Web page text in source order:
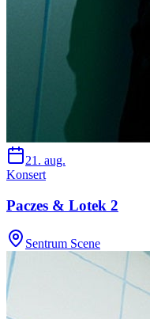
21. aug.
Konsert
Paczes & Lotek 2
Sentrum Scene